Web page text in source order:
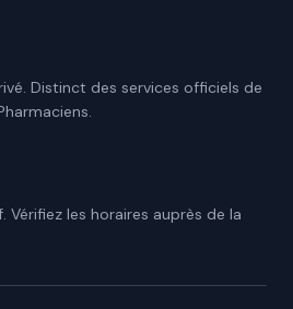
Distinct des services officiels de
les horaires auprès de la